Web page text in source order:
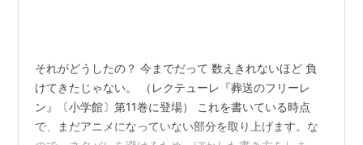
それがどうしたの？ 今までだって 数えきれないほど 負
けてきたじゃない。 （レクテューレ『葬送のフリーレ
ン』〔小学館〕第11巻に登場） これを書いている時点
で、まだアニメになっていない部分を取り上げます。な